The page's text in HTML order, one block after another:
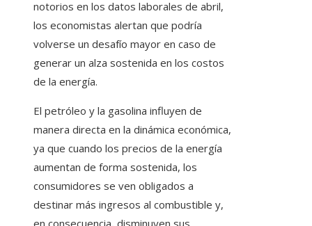
notorios en los datos laborales de abril,
los economistas alertan que podría
volverse un desafío mayor en caso de
generar un alza sostenida en los costos
de la energía.
El petróleo y la gasolina influyen de
manera directa en la dinámica económica,
ya que cuando los precios de la energía
aumentan de forma sostenida, los
consumidores se ven obligados a
destinar más ingresos al combustible y,